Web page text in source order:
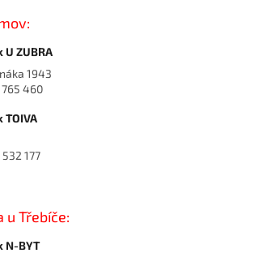
ZUBRA
1943
460
TOIVA
177
u Třebíče:
N-BYT